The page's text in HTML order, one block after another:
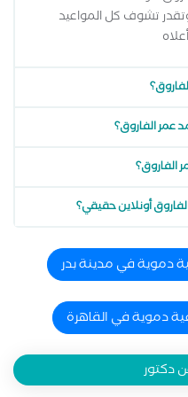
7:30 مساءً وتقدر تشوف كل المواعيد
عمر الفاروق؟
الفاروق؟
أونلاين حقيقي؟
دموية في مدينة بدر
دموية في القاهرة
دكتور